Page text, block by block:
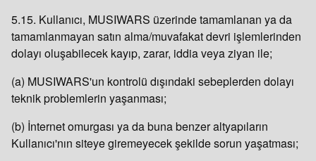
5.15. Kullanıcı, MUSIWARS üzerinde tamamlanan ya da
tamamlanmayan satın alma/muvafakat devri işlemlerinden
dolayı oluşabilecek kayıp, zarar, iddia veya ziyan ile;
(a) MUSIWARS'un kontrolü dışındaki sebeplerden dolayı
teknik problemlerin yaşanması;
(b) İnternet omurgası ya da buna benzer altyapıların
Kullanıcı'nın siteye giremeyecek şekilde sorun yaşatması;